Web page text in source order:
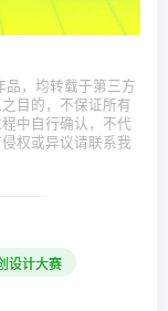
品，均转载于第三方
目的，不保证所有
中自行确认，不代
权或异议请联系我
设计大赛